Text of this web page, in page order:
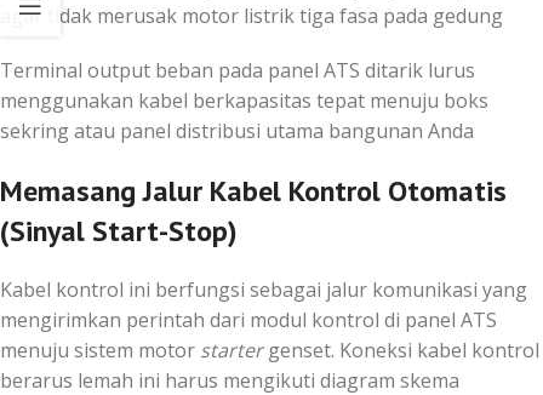
agar tidak merusak motor listrik tiga fasa pada gedung
Terminal output beban pada panel ATS ditarik lurus
menggunakan kabel berkapasitas tepat menuju boks
sekring atau panel distribusi utama bangunan Anda
Memasang Jalur Kabel Kontrol Otomatis
(Sinyal Start-Stop)
Kabel kontrol ini berfungsi sebagai jalur komunikasi yang
mengirimkan perintah dari modul kontrol di panel ATS
menuju sistem motor startergenset. Koneksi kabel kontrol
berarus lemah ini harus mengikuti diagram skema